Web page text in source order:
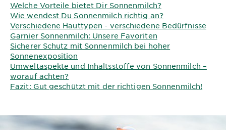
Welche Vorteile bietet Dir Sonnenmilch?
Wie wendest Du Sonnenmilch richtig an?
Verschiedene Hauttypen - verschiedene Bedürfnisse
Garnier Sonnenmilch: Unsere Favoriten
Sicherer Schutz mit Sonnenmilch bei hoher
Sonnenexposition
Umweltaspekte und Inhaltsstoffe von Sonnenmilch –
worauf achten?
Fazit: Gut geschützt mit der richtigen Sonnenmilch!